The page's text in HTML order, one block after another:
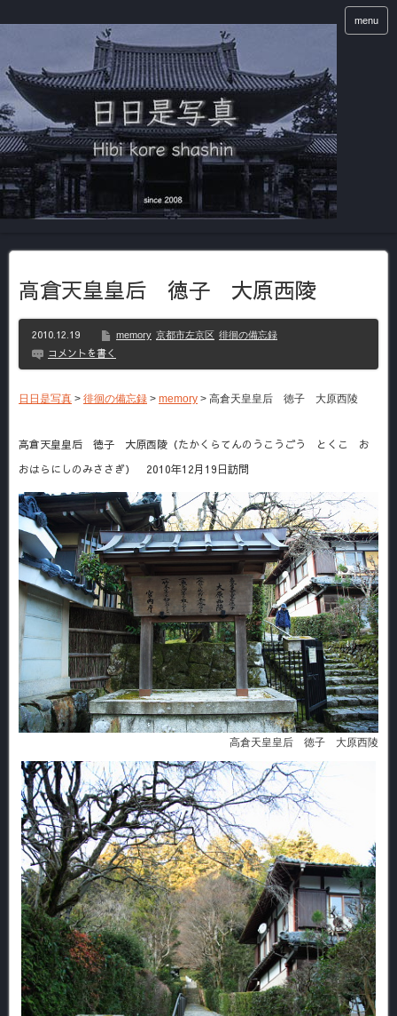
menu
高倉天皇皇后 徳子 大原西陵
2010.12.19 memory 京都市左京区 徘徊の備忘録
コメントを書く
日日是写真 > 徘徊の備忘録 > memory > 高倉天皇皇后 徳子 大原西陵
高倉天皇皇后 徳子 大原西陵（たかくらてんのうこうごう とくこ お
おはらにしのみささぎ） 2010年12月19日訪問
高倉天皇皇后 徳子 大原西陵